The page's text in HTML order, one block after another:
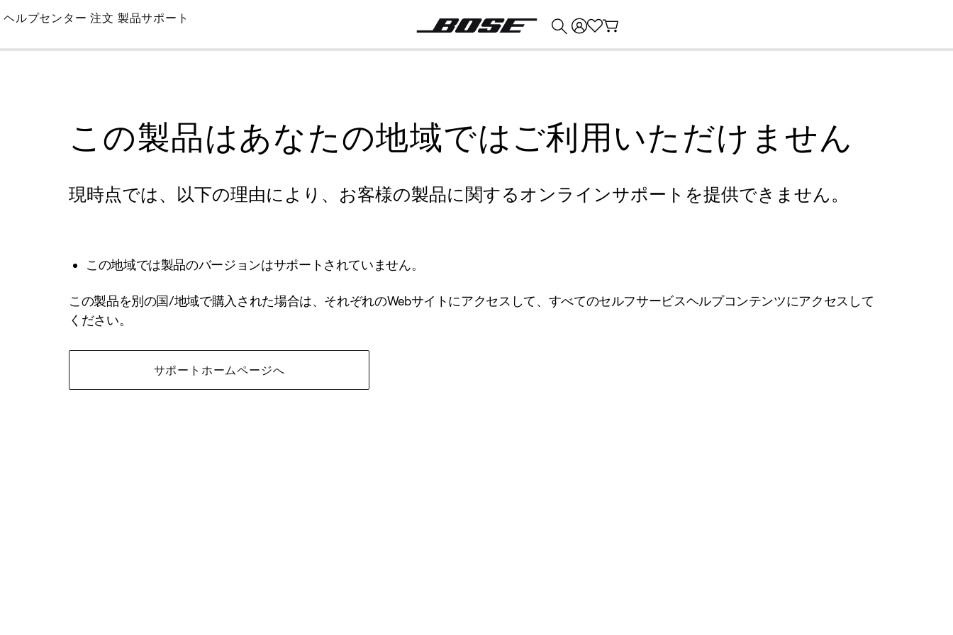
Skip
Main
ヘルプセンター 注文 製品サポート
この製品はあなたの地域ではご利用いただけません
現時点では、以下の理由により、お客様の製品に関するオンラインサポートを提供できません。
この地域では製品のバージョンはサポートされていません。
この製品を別の国/地域で購入された場合は、それぞれのWebサイトにアクセスして、すべてのセルフサービスヘルプコンテンツにアクセスして
ください。
サポートホームページへ